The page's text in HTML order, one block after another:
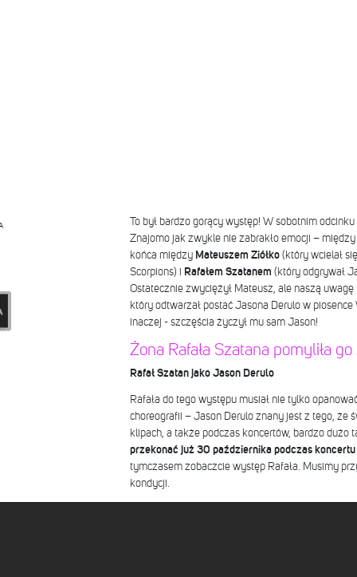
To był bardzo gorący występ! W sobotnim
Znajomo jak zwykle nie zabrakło emocji –
końca między Mateuszem Ziółko(który wcielał
Scorpions) i
Rafałem Szatanem (który odgrywał
Ostatecznie zwyciężył Mateusz, ale naszą uwagę
który odtwarzał postać Jasona Derulo w piosence
inaczej - szczęścia życzył mu sam Jason!
Żona Rafała Szatana pomyliła
Rafał Szatan jako Jason Derulo
Rafała do tego występu musiał nie tylko
choreografii – Jason Derulo znany jest z tego, że
klipach, a także podczas koncertów, bardzo dużo
przekonać już 30 października podczas
tymczasem zobaczcie występ Rafała. Musimy
kondycji.